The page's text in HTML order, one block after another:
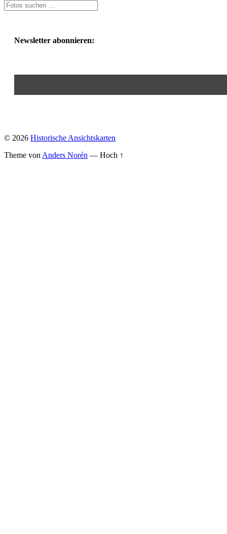
Newsletter abonnieren:
© 2026 Historische Ansichtskarten
Theme von Anders Norén — Hoch ↑